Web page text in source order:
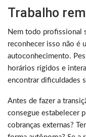
Trabalho
Nem todo profissional
reconhecer isso não é
autoconhecimento.
horários rígidos e
encontrar dificuldades
Antes de fazer a
consegue estabelecer
cobranças externas?